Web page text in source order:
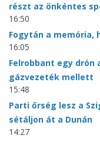
részt az önkéntes
16:50
Fogytán a memória,
16:05
Felrobbant egy drón
gázvezeték mellett
15:48
Parti őrség lesz a
sétáljon át a Dunán
14:27